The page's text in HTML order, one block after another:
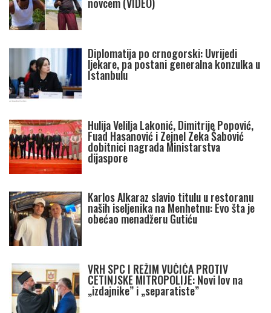
Diplomatija po crnogorski: Uvrijedi
ljekare, pa postani generalna konzulka u
Istanbulu
Hulija Velilja Lakonić, Dimitrije Popović,
Fuad Hasanović i Zejnel Zeka Šabović
dobitnici nagrada Ministarstva
dijaspore
Karlos Alkaraz slavio titulu u restoranu
naših iseljenika na Menhetnu: Evo šta je
obećao menadžeru Gutiću
VRH SPC I REŽIM VUČIĆA PROTIV
CETINJSKE MITROPOLIJE: Novi lov na
„izdajnike” i „separatiste”